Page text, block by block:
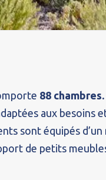
88 chambres.
aux besoins
sont équipés
de petits